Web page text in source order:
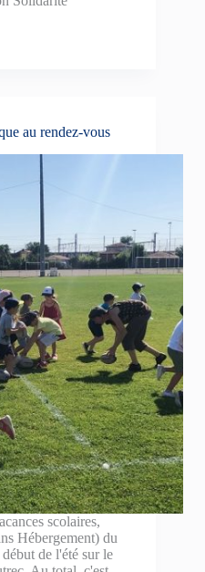
au rendez-vous
scolaires,
Hébergement) du
de l'été sur le